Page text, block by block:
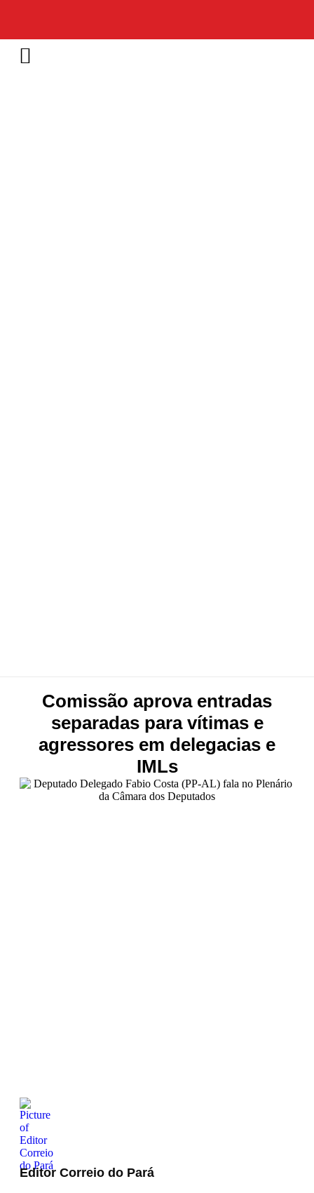
Comissão aprova entradas
separadas para vítimas e
agressores em delegacias e
IMLs
Editor Correio do Pará